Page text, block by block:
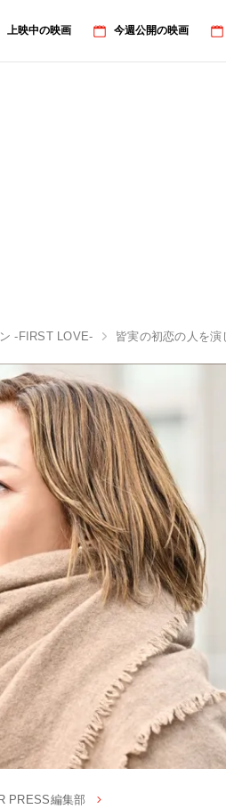
上映中の映画 今週公開の映画
-FIRST LOVE- 皆実の初恋の人を
PRESS編集部